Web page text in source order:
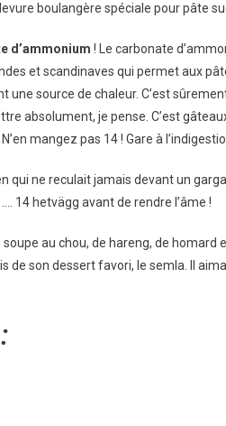
boulangère spéciale pour pâte
d’ammonium ! Le carbonate
et scandinaves qui permet aux
une source de chaleur. C’est
absolument, je pense. C’est
mangez pas 14 ! Gare à
qui ne reculait jamais devant un
14 hetvägg avant de rendre l’âme !
au chou, de hareng, de
de son dessert favori, le semla. Il